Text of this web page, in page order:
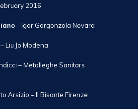
2016
– Igor Gorgonzola Novara
Liu Jo Modena
– Metalleghe Sanitars
Arsizio – Il Bisonte Firenze